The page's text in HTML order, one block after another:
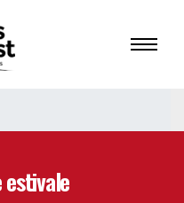
estivale